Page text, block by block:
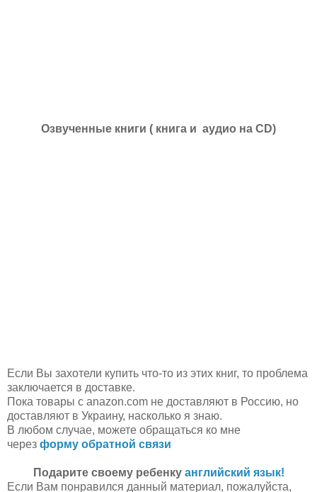
Озвученные книги ( книга и аудио на CD)
Если Вы захотели купить что-то из этих книг, то проблема
заключается в доставке.
Пока товары с anazon.com не доставляют в Россию, но
доставляют в Украину, насколько я знаю.
В любом случае, можете обращаться ко мне
через форму обратной связи
Подарите своему ребенку английский язык!
Если Вам понравился данный материал, пожалуйста,